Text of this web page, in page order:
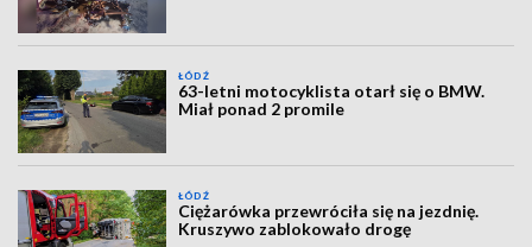
ŁÓDŹ
63-letni motocyklista otarł się o BMW.
Miał ponad 2 promile
ŁÓDŹ
Ciężarówka przewróciła się na jezdnię.
Kruszywo zablokowało drogę